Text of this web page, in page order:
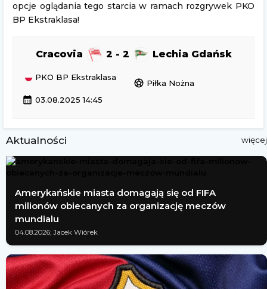
opcje oglądania tego starcia w ramach rozgrywek PKO
BP Ekstraklasa!
Cracovia 2 - 2 Lechia Gdańsk
PKO BP Ekstraklasa
sports_soccer Piłka Nożna
calendar_month 03.08.2025 14:45
Aktualności więcej
Amerykańskie miasta domagają się od FIFA
milionów obiecanych za organizację meczów
mundialu
04.08.2026; Jacek Wiórek